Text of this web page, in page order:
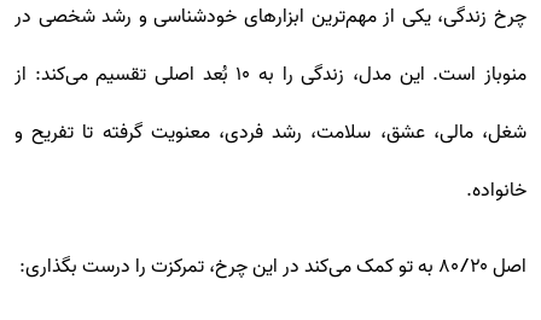
چرخ زندگی، یکی از مهم‌ترین ابزارهای خودشناسی و رشد شخصی در
منوباز است. این مدل، زندگی را به ۱۰ بُعد اصلی تقسیم می‌کند: از
شغل، مالی، عشق، سلامت، رشد فردی، معنویت گرفته تا تفریح و
خانواده.
اصل ۸۰/۲۰ به تو کمک می‌کند در این چرخ، تمرکزت را درست بگذاری: